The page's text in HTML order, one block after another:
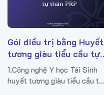
Gói điều trị bằng Huyết
tương giàu tiểu cầu tự
thân PRP
1.Công nghệ Y học Tái Sinh
huyết tương giàu tiểu cầu tự